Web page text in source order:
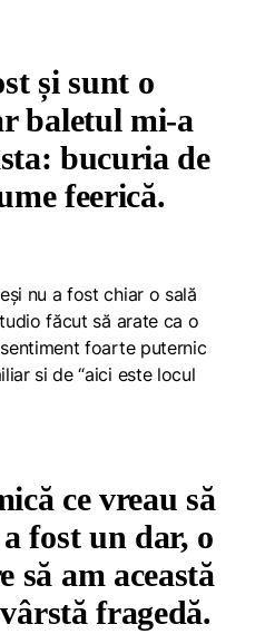
și sunt o
baletul mi-a
bucuria de
feerică.
nu a fost chiar o sală
făcut să arate ca o
foarte puternic
si de “aici este locul
ce vreau să
fost un dar, o
să am această
fragedă.